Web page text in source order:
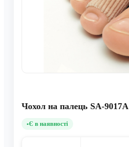
Чохол на палець SA-9017A
Є в наявності